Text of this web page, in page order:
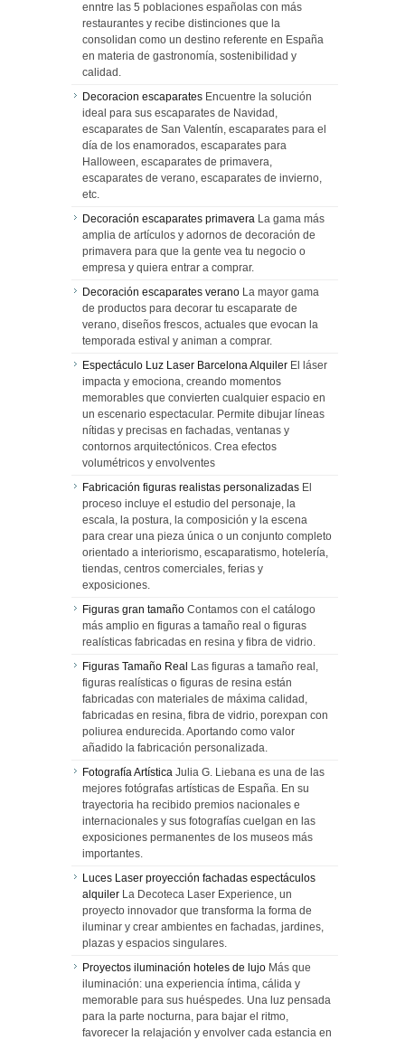
enntre las 5 poblaciones españolas con más
restaurantes y recibe distinciones que la
consolidan como un destino referente en España
en materia de gastronomía, sostenibilidad y
calidad.
Decoracion escaparates Encuentre la solución
ideal para sus escaparates de Navidad,
escaparates de San Valentín, escaparates para el
día de los enamorados, escaparates para
Halloween, escaparates de primavera,
escaparates de verano, escaparates de invierno,
etc.
Decoración escaparates primavera La gama más
amplia de artículos y adornos de decoración de
primavera para que la gente vea tu negocio o
empresa y quiera entrar a comprar.
Decoración escaparates verano La mayor gama
de productos para decorar tu escaparate de
verano, diseños frescos, actuales que evocan la
temporada estival y animan a comprar.
Espectáculo Luz Laser Barcelona Alquiler El láser
impacta y emociona, creando momentos
memorables que convierten cualquier espacio en
un escenario espectacular. Permite dibujar líneas
nítidas y precisas en fachadas, ventanas y
contornos arquitectónicos. Crea efectos
volumétricos y envolventes
Fabricación figuras realistas personalizadas El
proceso incluye el estudio del personaje, la
escala, la postura, la composición y la escena
para crear una pieza única o un conjunto completo
orientado a interiorismo, escaparatismo, hotelería,
tiendas, centros comerciales, ferias y
exposiciones.
Figuras gran tamaño Contamos con el catálogo
más amplio en figuras a tamaño real o figuras
realísticas fabricadas en resina y fibra de vidrio.
Figuras Tamaño Real Las figuras a tamaño real,
figuras realísticas o figuras de resina están
fabricadas con materiales de máxima calidad,
fabricadas en resina, fibra de vidrio, porexpan con
poliurea endurecida. Aportando como valor
añadido la fabricación personalizada.
Fotografía Artística Julia G. Liebana es una de las
mejores fotógrafas artísticas de España. En su
trayectoria ha recibido premios nacionales e
internacionales y sus fotografías cuelgan en las
exposiciones permanentes de los museos más
importantes.
Luces Laser proyección fachadas espectáculos
alquiler La Decoteca Laser Experience, un
proyecto innovador que transforma la forma de
iluminar y crear ambientes en fachadas, jardines,
plazas y espacios singulares.
Proyectos iluminación hoteles de lujo Más que
iluminación: una experiencia íntima, cálida y
memorable para sus huéspedes. Una luz pensada
para la parte nocturna, para bajar el ritmo,
favorecer la relajación y envolver cada estancia en